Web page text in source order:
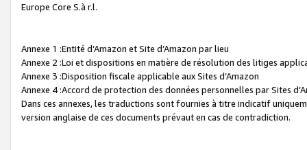
Europe Core S.à r.l.
Annexe 1 :Entité d’Amazon et Site d’Amazon par lieu
Annexe 2 :Loi et dispositions en matière de résolution des litiges
Annexe 3 :Disposition fiscale applicable aux Sites d’Amazon
Annexe 4 :Accord de protection des données personnelles par Sites
Dans ces annexes, les traductions sont fournies à titre indicatif
version anglaise de ces documents prévaut en cas de contradiction.